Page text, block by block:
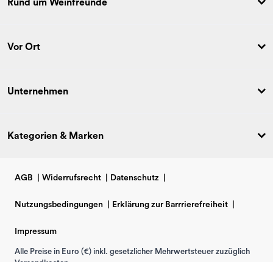
Rund um Weinfreunde
Vor Ort
Unternehmen
Kategorien & Marken
AGB Widerrufsrecht Datenschutz
Nutzungsbedingungen Erklärung zur Barrrierefreiheit
Impressum
Alle Preise in Euro (€) inkl. gesetzlicher Mehrwertsteuer zuzüglich